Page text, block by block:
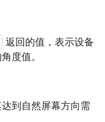
返回的值，表示设备
度值。
到自然屏幕方向需